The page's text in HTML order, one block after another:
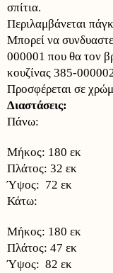
σπίτια.
Περιλαμβάνεται
Μπορεί να
000001 που θα τον
κουζίνας 385-
Προσφέρεται σε
Διαστάσεις:
Πάνω:
Μήκος: 180 εκ
Πλάτος: 32 εκ
Ύψος: 72 εκ
Κάτω:
Μήκος: 180 εκ
Πλάτος: 47 εκ
Ύψος: 82 εκ